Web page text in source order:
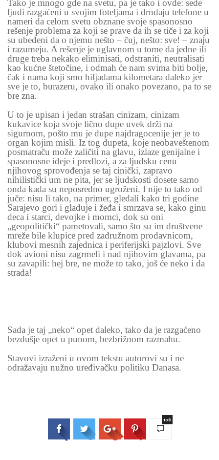
Tako je mnogo gde na svetu, pa je tako i ovde: sede
ljudi razgaćeni u svojim foteljama i drndaju telefone u
nameri da celom svetu obznane svoje spasonosno
rešenje problema za koji se prave da ih se tiče i za koji
su ubeđeni da o njemu nešto – čuj, nešto: sve! – znaju
i razumeju. A rešenje je uglavnom u tome da jedne ili
druge treba nekako eliminisati, odstraniti, neutralisati
kao kućne štetočine, i odmah će nam svima biti bolje,
čak i nama koji smo hiljadama kilometara daleko jer
sve je to, burazeru, ovako ili onako povezano, pa to se
bre zna.
U to je upisan i jedan strašan cinizam, cinizam
kukavice koja svoje lično dupe uvek drži na
sigurnom, pošto mu je dupe najdragocenije jer je to
organ kojim misli. Iz tog dupeta, koje neobaveštenom
posmatraču može zaličiti na glavu, izlaze genijalne i
spasonosne ideje i predlozi, a za ljudsku cenu
njihovog sprovođenja se taj cinički, zapravo
nihilistički um ne pita, jer se ljudskosti dosete samo
onda kada su neposredno ugroženi. I nije to tako od
juče: nisu li tako, na primer, gledali kako tri godine
Sarajevo gori i gladuje i žeđa i smrzava se, kako ginu
deca i starci, devojke i momci, dok su oni
„geopolitički“ pametovali, samo što su im društvene
mreže bile klupice pred zadružnom prodavnicom,
klubovi mesnih zajednica i periferijski pajzlovi. Sve
dok avioni nisu zagrmeli i nad njihovim glavama, pa
su zavapili: hej bre, ne može to tako, još će neko i da
strada!
Sada je taj „neko“ opet daleko, tako da je razgaćeno
bezdušje opet u punom, bezbrižnom razmahu.
Stavovi izraženi u ovom tekstu autorovi su i ne
odražavaju nužno uređivačku politiku Danasa.
108